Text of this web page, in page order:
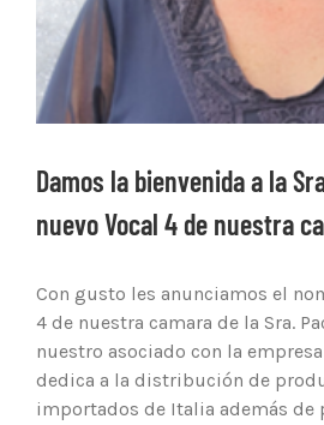
Damos la bienvenida a la
nuevo Vocal 4 de nuestra
Con gusto les anunciamos el
4 de nuestra camara de la Sra.
nuestro asociado con la
dedica a la distribución de
importados de Italia además de